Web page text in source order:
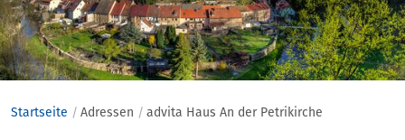
Startseite Adressen advita Haus An der Petrikirche